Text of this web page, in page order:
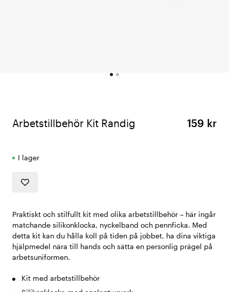
Arbetstillbehör Kit Randig 159 kr
I lager
Praktiskt och stilfullt kit med olika arbetstillbehör – här ingår
matchande silikonklocka, nyckelband och pennficka. Med
detta kit kan du hålla koll på tiden på jobbet, ha dina viktiga
hjälpmedel nära till hands och sätta en personlig prägel på
arbetsuniformen.
Kit med arbetstillbehör